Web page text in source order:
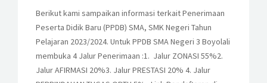
Berikut kami sampaikan informasi terkait Penerimaan
Peserta Didik Baru (PPDB) SMA, SMK Negeri Tahun
Pelajaran 2023/2024. Untuk PPDB SMA Negeri 3 Boyolali
membuka 4 Jalur Penerimaan :1. Jalur ZONASI 55%2.
Jalur AFIRMASI 20%3. Jalur PRESTASI 20% 4. Jalur